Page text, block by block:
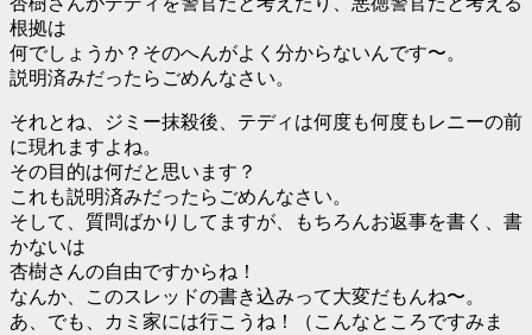
根拠は
何でしょうか？そのへんがよく分からないんです〜。
説明済みだったらごめんなさい。
それとね、ジミー抹殺後、テディは何度も何度もレニーの前
に現れますよね。
その目的は何だと思います？
これも説明済みだったらごめんなさい。
そして、質問ばかりしてますが、もちろんお返事を書く、書
かないは
杏樹さんの自由ですからね！
なんか、このスレッドの書き込みって大変だもんね〜。
あ、でも、カミ家には行こうね！（こんなところですみま